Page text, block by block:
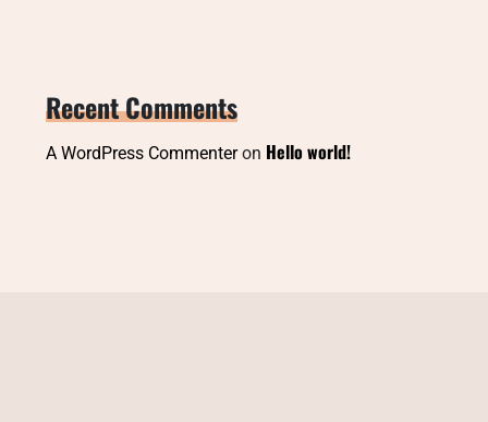
Recent Comments
A WordPress Commenteron Hello world!